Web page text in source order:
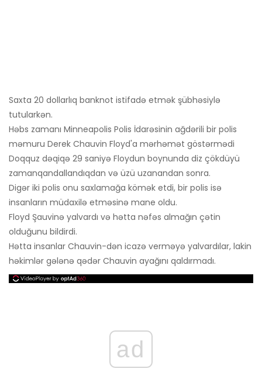
Saxta 20 dollarlıq banknot istifadə etmək şübhəsiylə
tutularkən.
Həbs zamanı Minneapolis Polis İdarəsinin ağdərili bir polis
məmuru Derek Chauvin Floyd'a mərhəmət göstərmədi
Doqquz dəqiqə 29 saniyə Floydun boynunda diz çökdüyü
zamanqandallandıqdan və üzü uzanandan sonra.
Digər iki polis onu saxlamağa kömək etdi, bir polis isə
insanların müdaxilə etməsinə mane oldu.
Floyd Şauvinə yalvardı və hətta nəfəs almağın çətin
olduğunu bildirdi.
Hətta insanlar Chauvin-dən icazə verməyə yalvardılar, lakin
həkimlər gələnə qədər Chauvin ayağını qaldırmadı.
ad